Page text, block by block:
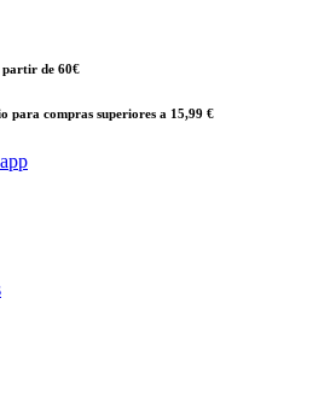
partir de 60€
para compras superiores a 15,99 €